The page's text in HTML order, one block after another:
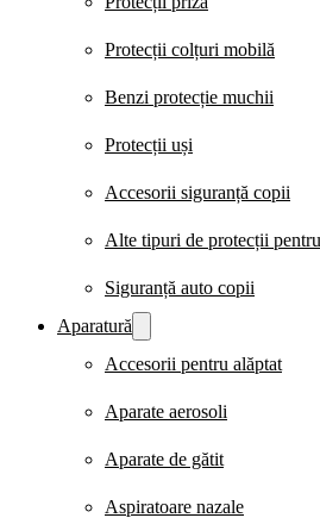
Protecții colțuri mobilă
Benzi protecție muchii
Protecții uși
Accesorii siguranță copii
Alte tipuri de protecții
Siguranță auto copii
Aparatură
Accesorii pentru alăptat
Aparate aerosoli
Aparate de gătit
Aspiratoare nazale